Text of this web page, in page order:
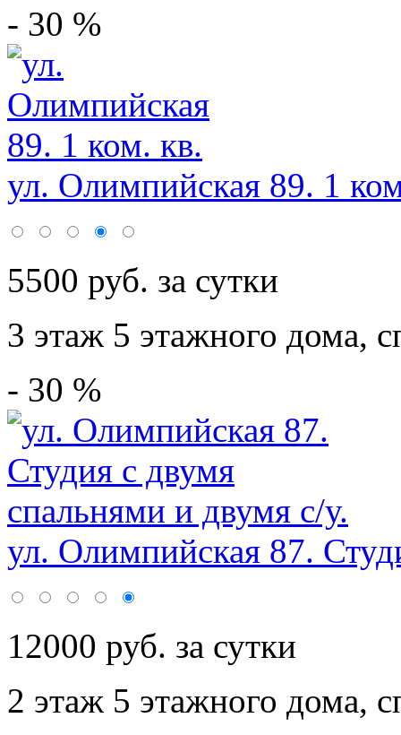
- 30 %
ул. Олимпийская 89. 1
5500 руб. за сутки
3 этаж 5 этажного дома,
- 30 %
ул. Олимпийская 87.
12000 руб. за сутки
2 этаж 5 этажного дома,